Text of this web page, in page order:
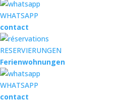
WHATSAPP
contact
RESERVIERUNGEN
Ferienwohnungen
WHATSAPP
contact